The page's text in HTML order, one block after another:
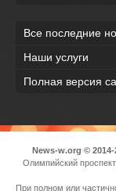
Все последние
Наши услуги
Полная версия
News-w.org © 2014-
Олимпийский
При полном или